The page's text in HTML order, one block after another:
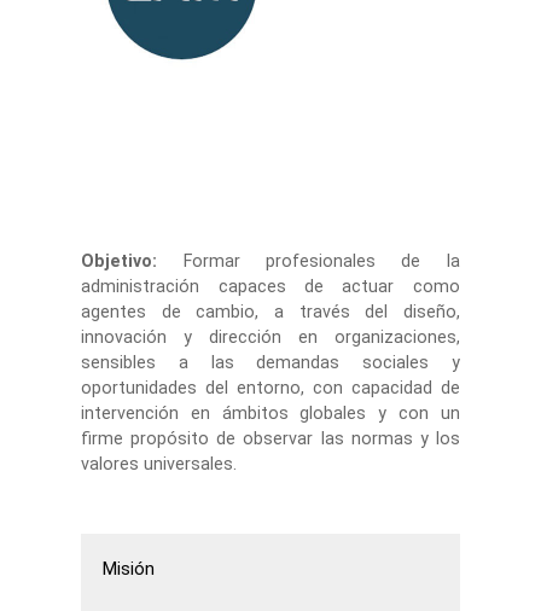
Objetivo:
Formar profesionales de la
administración capaces de actuar como
agentes de cambio, a través del diseño,
innovación y dirección en organizaciones,
sensibles a las demandas sociales y
oportunidades del entorno, con capacidad de
intervención en ámbitos globales y con un
firme propósito de observar las normas y los
valores universales.
Misión